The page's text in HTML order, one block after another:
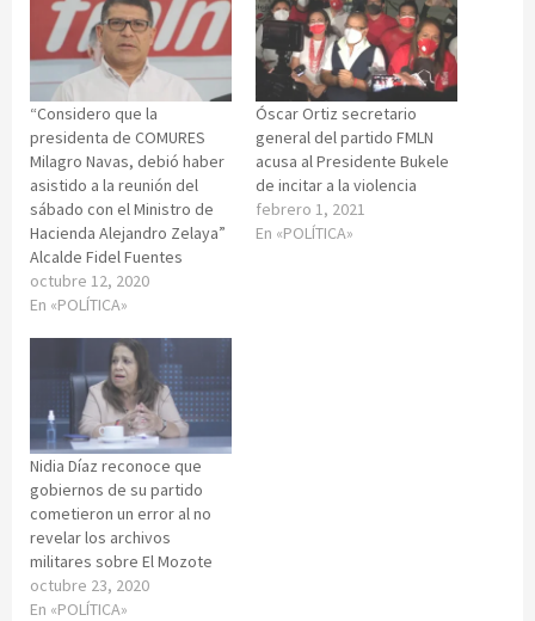
“Considero que la
presidenta de COMURES
Milagro Navas, debió haber
asistido a la reunión del
sábado con el Ministro de
Hacienda Alejandro Zelaya”
Alcalde Fidel Fuentes
octubre 12, 2020
En «POLÍTICA»
Óscar Ortiz secretario
general del partido FMLN
acusa al Presidente Bukele
de incitar a la violencia
febrero 1, 2021
En «POLÍTICA»
Nidia Díaz reconoce que
gobiernos de su partido
cometieron un error al no
revelar los archivos
militares sobre El Mozote
octubre 23, 2020
En «POLÍTICA»